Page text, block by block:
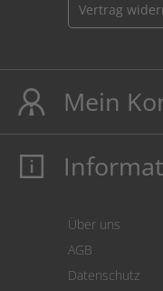
Vertrag
Mein
Mein Konto
Über uns
AGB
Datenschutz